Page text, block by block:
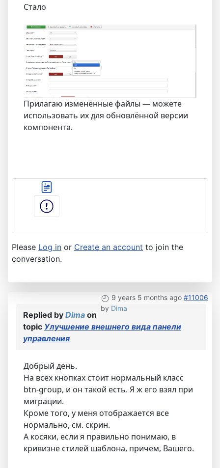
Стало
Прилагаю изменённые файлы — можете
использовать их для обновлённой версии
компонента.
Please Log in or Create an account to join the
conversation.
9 years 5 months ago #11006
by Dima
Replied by Dima on
topic Улучшение внешнего вида панели
управления
Добрый день.
На всех кнопках стоит нормальный класс
btn-group, и он такой есть. Я ж его взял при
миграции.
Кроме того, у меня отображается все
нормально, см. скрин.
А косяки, если я правильно понимаю, в
кривизне стилей шаблона, причем, Вашего.